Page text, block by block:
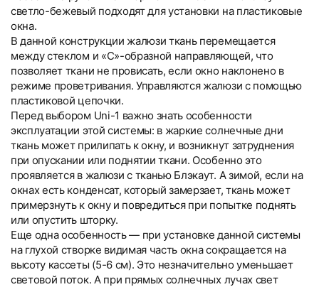
светло-бежевый подходят для установки на пластиковые
окна.
В данной конструкции жалюзи ткань перемещается
между стеклом и «С»-образной направляющей, что
позволяет ткани не провисать, если окно наклонено в
режиме проветривания. Управляются жалюзи с помощью
пластиковой цепочки.
Перед выбором Uni-1 важно знать особенности
эксплуатации этой системы: в жаркие солнечные дни
ткань может прилипать к окну, и возникнут затруднения
при опускании или поднятии ткани. Особенно это
проявляется в жалюзи с тканью Блэкаут. А зимой, если на
окнах есть конденсат, который замерзает, ткань может
примерзнуть к окну и повредиться при попытке поднять
или опустить шторку.
Еще одна особенность — при установке данной системы
на глухой створке видимая часть окна сокращается на
высоту кассеты (5-6 см). Это незначительно уменьшает
световой поток. А при прямых солнечных лучах свет